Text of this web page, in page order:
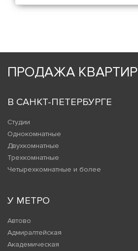
ПРОДАЖА КВАРТИР
В САНКТ-ПЕТЕРБУРГЕ
Студии
Однокомнатные
Двухкомнатные
Трехкомнатные
Четырехкомнатные и более
У МЕТРО
Автово
Адмиралтейская
Академическая